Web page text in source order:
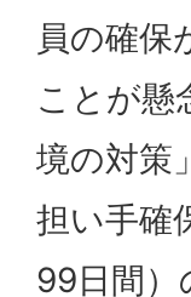
員の確保
ことが懸
境の対策
担い手確
99日間）